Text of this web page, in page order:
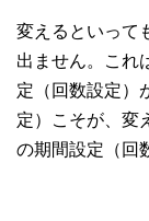
変えるといって
出ません。これ
定（回数設定）
定）こそが、変
の期間設定（回